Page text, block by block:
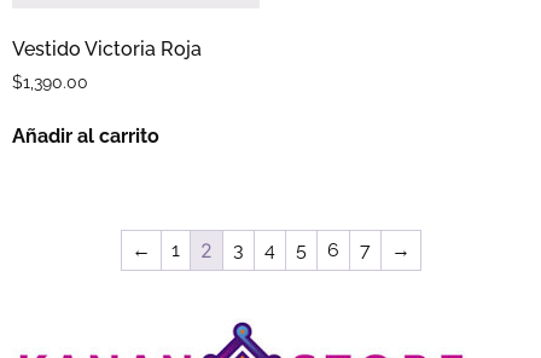
Vestido Victoria Roja
$1,390.00
Añadir al carrito
← 1 2 3 4 5 6 7 →